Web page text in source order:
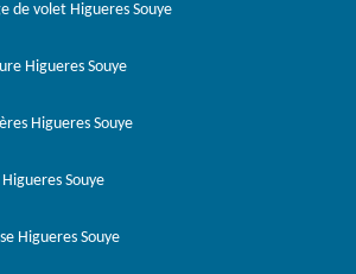
de volet Higueres Souye
Higueres Souye
Higueres Souye
Souye
Higueres Souye